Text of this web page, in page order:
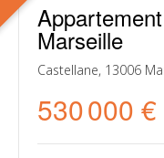
Marseille
Castellane, 13006
530 000 €